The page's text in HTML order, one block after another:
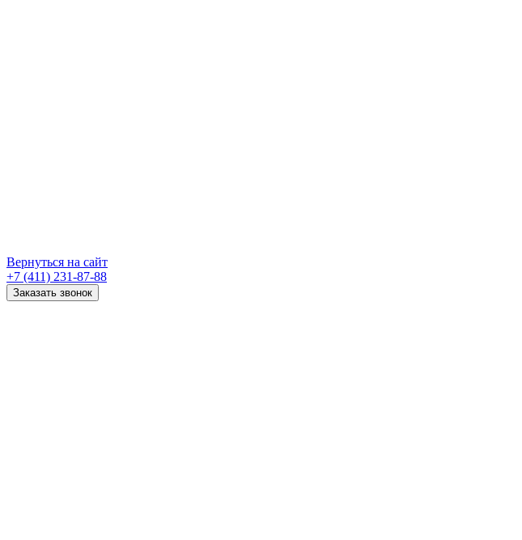
Вернуться на сайт
+7 (411) 231-87-88
Заказать звонок